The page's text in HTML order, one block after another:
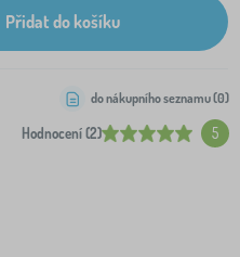
Přidat do košíku
Hodnocení (2) 5
do nákupního seznamu (0)